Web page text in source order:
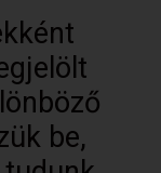
be,